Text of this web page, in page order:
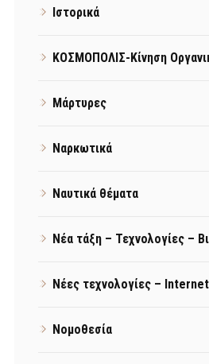
Ιστορικά
ΚΟΣΜΟΠΟΛΙΣ-Κίνηση
Μάρτυρες
Ναρκωτικά
Ναυτικά θέματα
Νέα τάξη – Τεχνολογίες –
Νέες τεχνολογίες – Internet
Νομοθεσία